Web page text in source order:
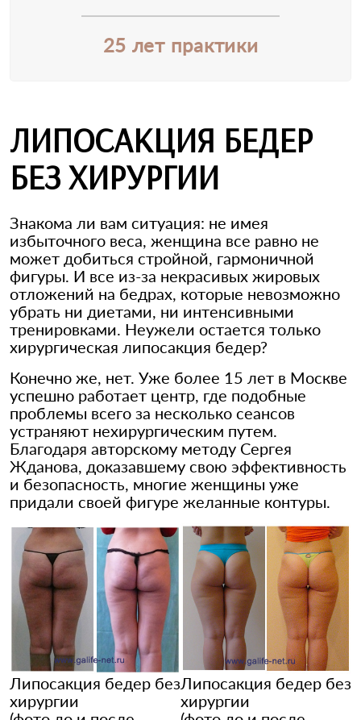
25 лет практики
ЛИПОСАКЦИЯ БЕДЕР
БЕЗ ХИРУРГИИ
Знакома ли вам ситуация: не имея
избыточного веса, женщина все равно не
может добиться стройной, гармоничной
фигуры. И все из-за некрасивых жировых
отложений на бедрах, которые невозможно
убрать ни диетами, ни интенсивными
тренировками. Неужели остается только
хирургическая липосакция бедер?
Конечно же, нет. Уже более 15 лет в Москве
успешно работает центр, где подобные
проблемы всего за несколько сеансов
устраняют нехирургическим путем.
Благодаря авторскому методу Сергея
Жданова, доказавшему свою эффективность
и безопасность, многие женщины уже
придали своей фигуре желанные контуры.
Липосакция бедер без
хирургии
Липосакция бедер без
хирургии